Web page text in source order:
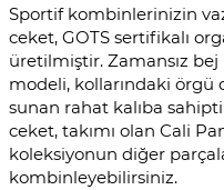
Sportif kombinlerinizin
ceket, GOTS sertifikalı
üretilmiştir. Zamansız
modeli, kollarındaki örgü
sunan rahat kalıba
ceket, takımı olan Cali
koleksiyonun diğer
kombinleyebilirsiniz.